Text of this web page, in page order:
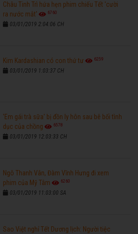
Châu Tinh Trì hứa hẹn phim chiếu Tết 'cười
ra nước mắt'
6760
03/01/2019 2:04:06 CH
Kim Kardashian có con thứ tư 6259
03/01/2019 1:03:37 CH
'Em gái trà sữa' bị đồn ly hôn sau bê bối tình
dục của chồng
6578
03/01/2019 12:03:33 CH
Ngô Thanh Vân, Đàm Vĩnh Hưng đi xem
phim của Mỹ Tâm
6260
03/01/2019 11:03:00 SA
Sao Việt nghỉ Tết Dương lịch: Người tiệc